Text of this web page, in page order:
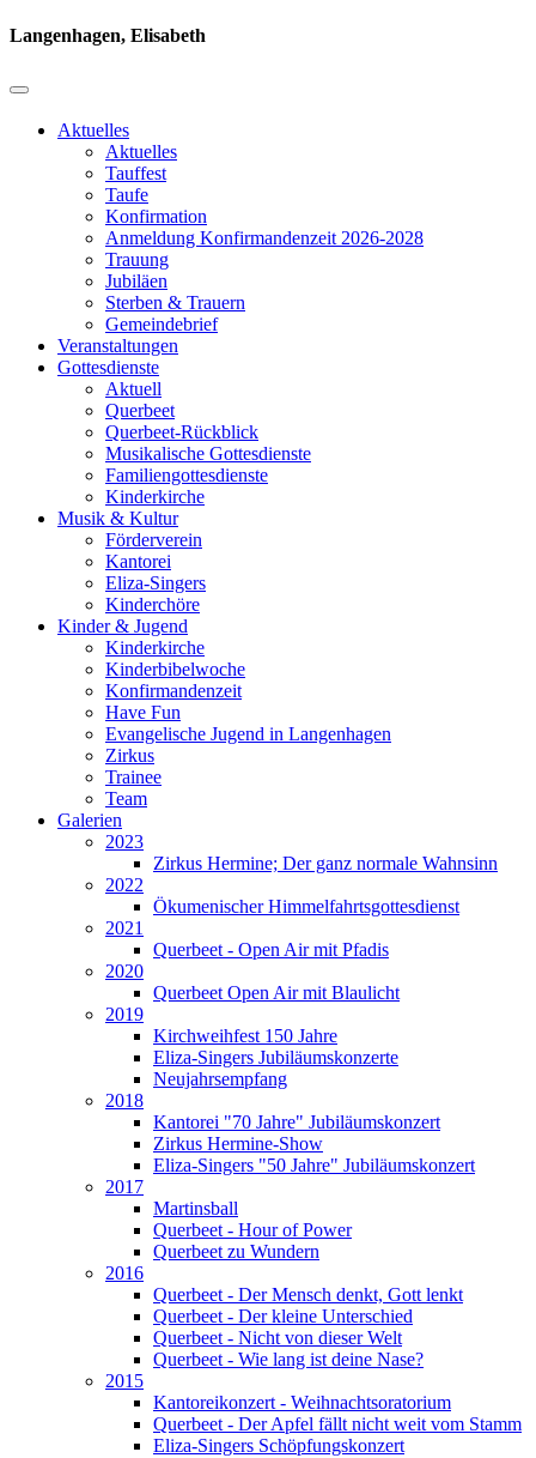
Langenhagen, Elisabeth
Aktuelles
Aktuelles
Tauffest
Taufe
Konfirmation
Anmeldung Konfirmandenzeit 2026-2028
Trauung
Jubiläen
Sterben & Trauern
Gemeindebrief
Veranstaltungen
Gottesdienste
Aktuell
Querbeet
Querbeet-Rückblick
Musikalische Gottesdienste
Familiengottesdienste
Kinderkirche
Musik & Kultur
Förderverein
Kantorei
Eliza-Singers
Kinderchöre
Kinder & Jugend
Kinderkirche
Kinderbibelwoche
Konfirmandenzeit
Have Fun
Evangelische Jugend in Langenhagen
Zirkus
Trainee
Team
Galerien
2023
Zirkus Hermine; Der ganz normale Wahnsinn
2022
Ökumenischer Himmelfahrtsgottesdienst
2021
Querbeet - Open Air mit Pfadis
2020
Querbeet Open Air mit Blaulicht
2019
Kirchweihfest 150 Jahre
Eliza-Singers Jubiläumskonzerte
Neujahrsempfang
2018
Kantorei "70 Jahre" Jubiläumskonzert
Zirkus Hermine-Show
Eliza-Singers "50 Jahre" Jubiläumskonzert
2017
Martinsball
Querbeet - Hour of Power
Querbeet zu Wundern
2016
Querbeet - Der Mensch denkt, Gott lenkt
Querbeet - Der kleine Unterschied
Querbeet - Nicht von dieser Welt
Querbeet - Wie lang ist deine Nase?
2015
Kantoreikonzert - Weihnachtsoratorium
Querbeet - Der Apfel fällt nicht weit vom Stamm
Eliza-Singers Schöpfungskonzert